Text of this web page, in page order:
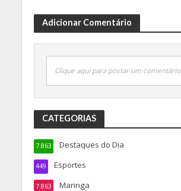
Adicionar Comentário
Clique aqui para postar um comentário
CATEGORIAS
Destaques do Dia
7.863
Esportes
449
Maringa
7.863